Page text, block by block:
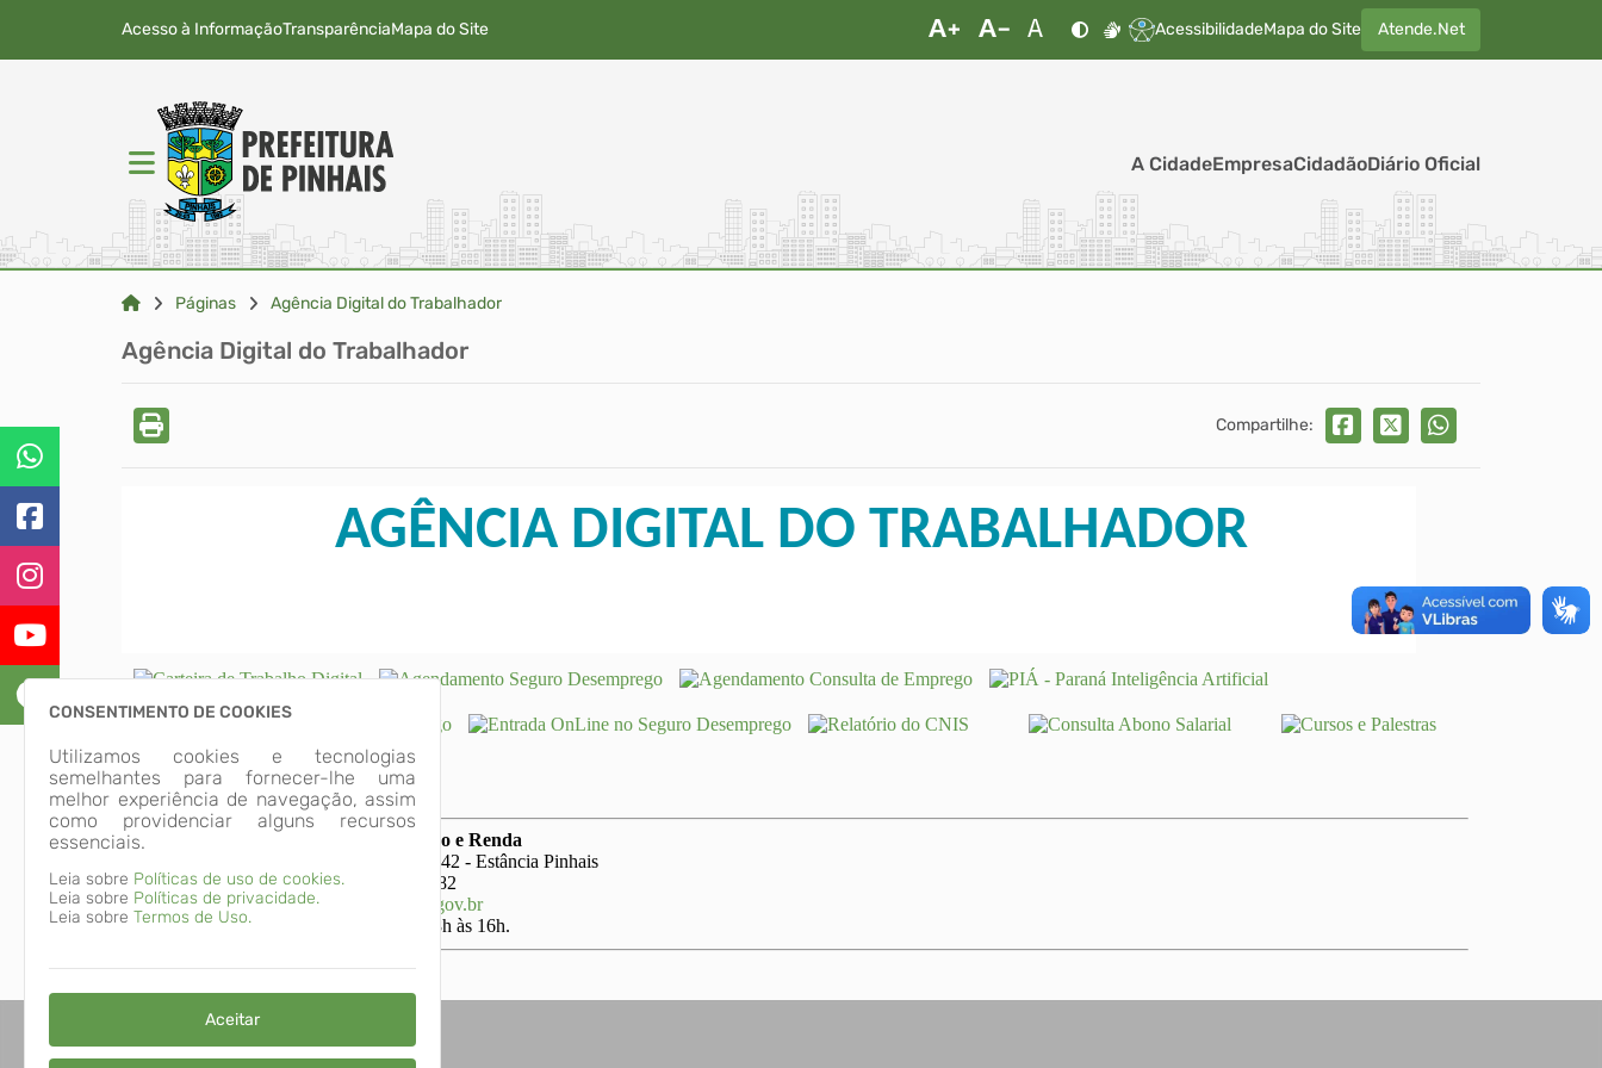
Acesso à InformaçãoTransparênciaMapa do Site AcessibilidadeMapa do Site Atende.Net
A CidadeEmpresaCidadãoDiário Oficial
Páginas Agência Digital do Trabalhador
Agência Digital do Trabalhador
Compartilhe:
AGÊNCIA DIGITAL DO TRABALHADOR
Departamento de Geração de Emprego e Renda
Endereço: Av. Ayrton Senna da Silva, 2842 - Estância Pinhais
Telefone: (41) 99137-4539 / 41 3667-0982
E-mail:agencia.trabalhador@pinhais.pr.gov.br
Atendimento: segunda a sexta-feira das 8h às 16h.
CONSENTIMENTO DE COOKIES
Utilizamos cookies e tecnologias
semelhantes para fornecer-lhe uma
melhor experiência de navegação, assim
como providenciar alguns recursos
essenciais.
Leia sobre Políticas de uso de cookies.
Leia sobre Políticas de privacidade.
Leia sobre Termos de Uso.
Aceitar